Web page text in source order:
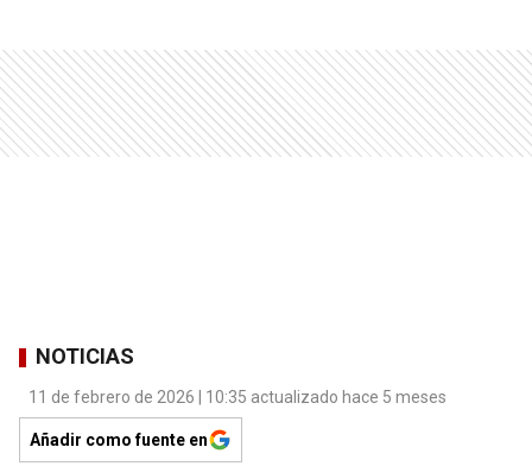
NOTICIAS
11 de febrero de 2026 | 10:35 actualizado hace 5 meses
Añadir como fuente en